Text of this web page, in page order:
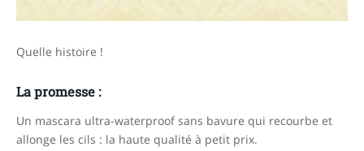
Quelle histoire !
La promesse :
Un mascara ultra-waterproof sans bavure qui recourbe et
allonge les cils : la haute qualité à petit prix.